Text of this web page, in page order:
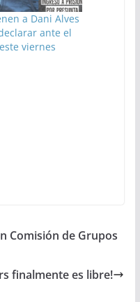
a Dani Alves
ante el
viernes
Comisión de Grupos
finalmente es libre!